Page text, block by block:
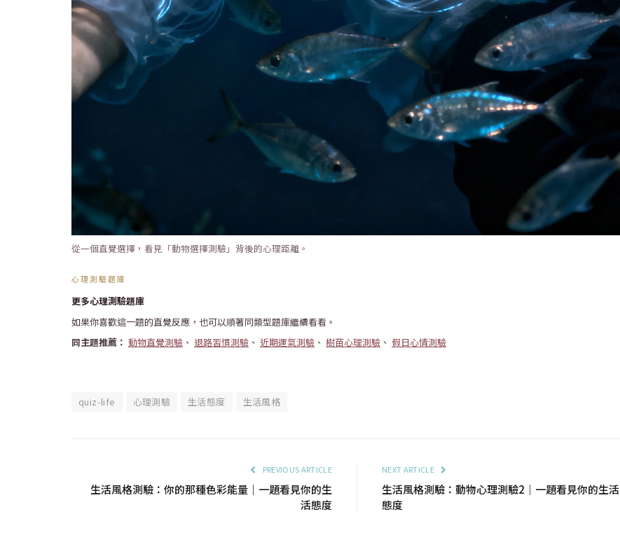
從一個直覺選擇，看見「動物選擇測驗」背後的心理距離。
心理測驗題庫
更多心理測驗題庫
如果你喜歡這一題的直覺反應，也可以順著同類型題庫繼續看看。
同主題推薦： 動物直覺測驗 、 退路習慣測驗 、 近期運氣測驗 、 樹苗心理測驗 、 假日心情測驗
quiz-life 心理測驗 生活態度 生活風格
PREVIOUS ARTICLE
生活風格測驗：你的那種色彩能量｜一題看見你的生
活態度
NEXT ARTICLE
生活風格測驗：動物心理測驗2｜一題看見你的生活
態度